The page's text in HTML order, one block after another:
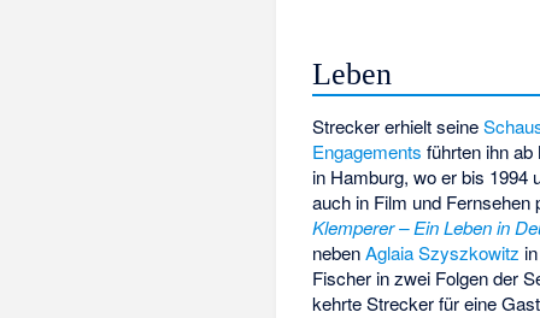
Leben
Strecker erhielt seine
Engagements führten ihn
in Hamburg, wo er bis 1994
auch in Film und
Klemperer – Ein Leben in
nebenAglaia Szyszkowitz
Fischer in zwei Folgen der
kehrte Strecker für eine